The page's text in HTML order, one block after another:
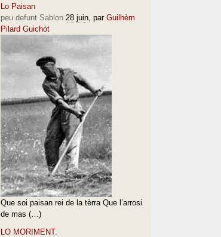
Lo Paisan
peu defunt Sablon 28 juin, par Guilhèm
Pilard Guichòt
Que soi paisan rei de la tèrra Que l’arrosi
de mas (…)
LO MORIMENT.